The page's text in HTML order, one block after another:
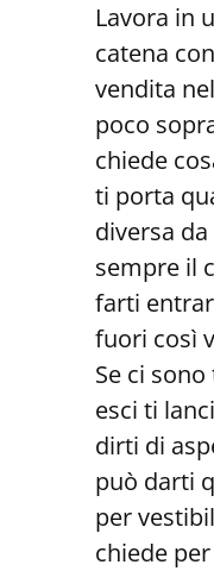
Lavora in
catena
vendita
poco
chiede
ti porta
diversa
sempre il
farti
fuori così
Se ci
esci ti
dirti di
può darti
per
chiede